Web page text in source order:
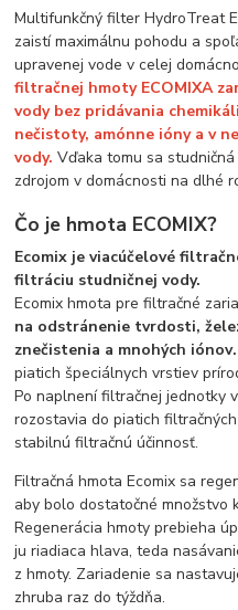
Multifunkčný filter HydroTreat
zaistí maximálnu pohodu a
upravenej vode v celej
filtračnej hmoty ECOMIXA
vody bez pridávania
nečistoty, amónne ióny a v
vody. Vďaka tomu sa
zdrojom v domácnosti na dlhé
Čo je hmota​​ ECOMIX​?
Ecomix je viacúčelové
filtráciu studničnej vody.
Ecomix hmota pre filtračné
na odstránenie tvrdosti,
znečistenia a mnohých iónov
piatich špeciálnych vrstiev
Po naplnení filtračnej jednotky
rozostavia do piatich
stabilnú filtračnú účinnosť.
Filtračná hmota Ecomix sa
aby bolo dostatočné množstvo
Regenerácia hmoty prebieha
ju riadiaca hlava, teda
z hmoty. Zariadenie sa
zhruba raz do týždňa.